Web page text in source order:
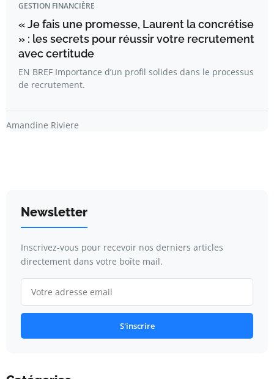
GESTION FINANCIÈRE
« Je fais une promesse, Laurent la concrétise
» : les secrets pour réussir votre recrutement
avec certitude
EN BREF Importance d’un profil solides dans le processus
de recrutement.
Amandine Riviere
Newsletter
Inscrivez-vous pour recevoir nos derniers articles
directement dans votre boîte mail.
S'inscrire